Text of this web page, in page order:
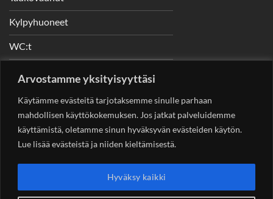
Arvostamme yksityisyyttäsi
Käytämme evästeitä tarjotaksemme sinulle parhaan
mahdollisen käyttökokemuksen. Jos jatkat palveluidemme
käyttämistä, oletamme sinun hyväksyvän evästeiden käytön.
Lue lisää evästeistä ja niiden kieltämisestä.
Hyväksy kaikki
Kylpyhuoneet
WC:t
YHTEYSTIEDOT
Helsingin Rakennuskonevuokraus OySotungintie 449,
00890 Helsinki 0400 99 53 63
asiakaspalvelu@rakennuskonevuokraus.fi